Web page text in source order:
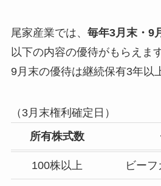
尾家産業では、 毎年3月末・9
以下の内容の優待がもらえます
9月末の優待は継続保有3年以
（3月末権利確定日）
所有株式数
100株以上 ビー